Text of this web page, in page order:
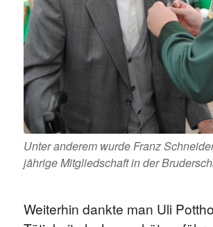
Unter anderem wurde Franz
jährige Mitgliedschaft in der
Weiterhin dankte man Uli